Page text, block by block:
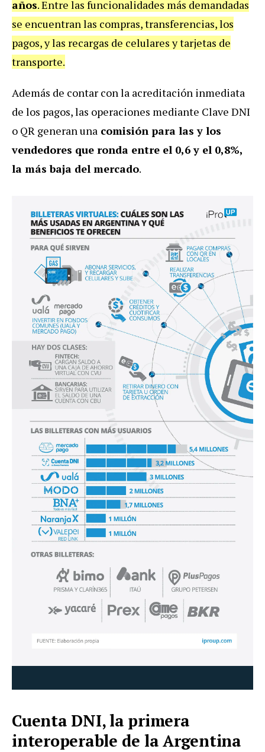
años. Entre las funcionalidades más demandadas
se encuentran las compras, transferencias, los
pagos, y las recargas de celulares y tarjetas de
transporte.
Además de contar con la acreditación inmediata
de los pagos, las operaciones mediante Clave DNI
o QR generan una comisión para las y los
vendedores que ronda entre el 0,6 y el 0,8%,
la más baja del mercado.
Cuenta DNI, la primera
interoperable de la Argentina